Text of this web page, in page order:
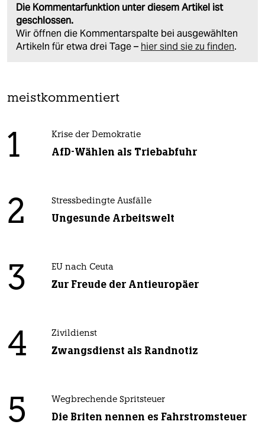
Die Kommentarfunktion unter diesem Artikel ist
geschlossen.
Wir öffnen die Kommentarspalte bei ausgewählten
Artikeln für etwa drei Tage – hier sind sie zu finden.
meistkommentiert
1 Krise der Demokratie
AfD-Wählen als Triebabfuhr
2 Stressbedingte Ausfälle
Ungesunde Arbeitswelt
3 EU nach Ceuta
Zur Freude der Antieuropäer
4 Zivildienst
Zwangsdienst als Randnotiz
5 Wegbrechende Spritsteuer
Die Briten nennen es Fahrstromsteuer